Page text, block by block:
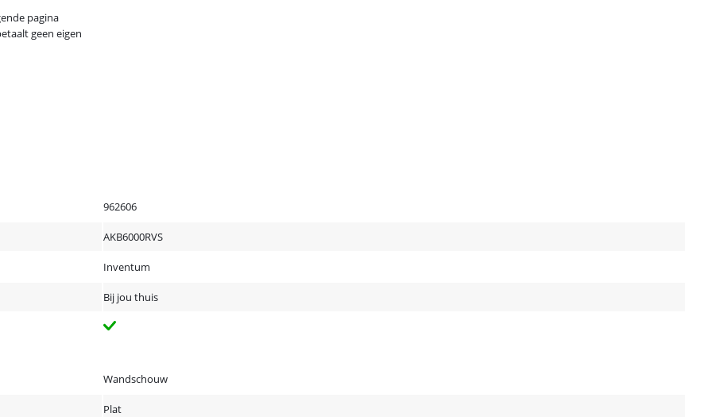
pagina
geen eigen
962606
AKB6000RVS
Inventum
Bij jou thuis
Wandschouw
Plat